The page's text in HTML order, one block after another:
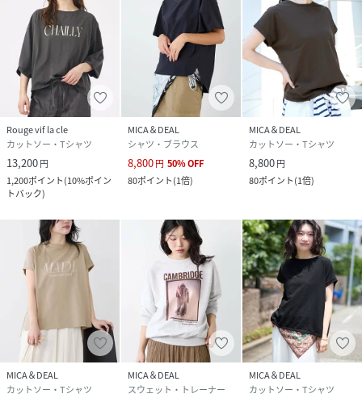
Rouge vif la cle
カットソー・Tシャツ
13,200円
1,200ポイント(10%ポイン
トバック)
MICA＆DEAL
シャツ・ブラウス
8,800円 50%OFF
80ポイント(1倍)
MICA＆DEAL
カットソー・Tシャツ
8,800円
80ポイント(1倍)
MICA＆DEAL
カットソー・Tシャツ
MICA＆DEAL
スウェット・トレーナー
MICA＆DEAL
カットソー・Tシャツ